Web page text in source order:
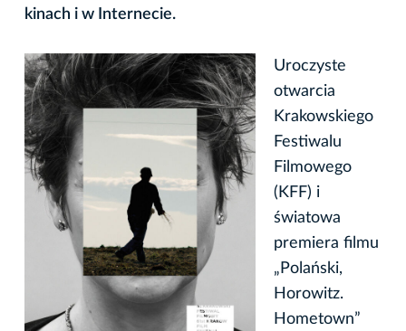
kinach i w Internecie.
Uroczyste
otwarcia
Krakowskiego
Festiwalu
Filmowego
(KFF) i
światowa
premiera filmu
„Polański,
Horowitz.
Hometown”